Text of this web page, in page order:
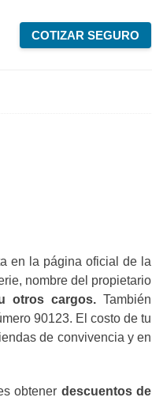
COTIZAR SEGURO
en la página oficial de la
nombre del propietario
otros cargos.También
90123. El costo de tu
de convivencia y en
obtener descuentos de